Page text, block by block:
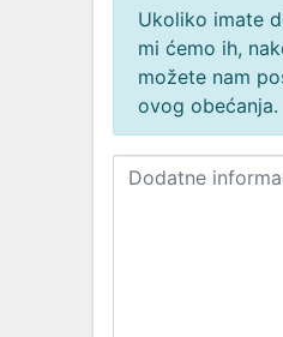
Ukoliko imate
mi ćemo ih,
možete nam
ovog obećanja.